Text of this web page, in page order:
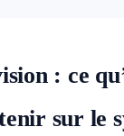
: ce
sur le